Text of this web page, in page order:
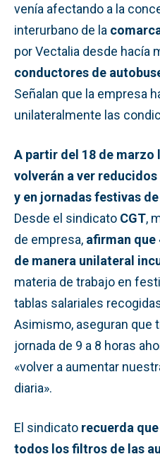
venía afectando a la
interurbano de la
por Vectalia desde hacía
conductores de
Señalan que la empresa
unilateralmente las
A partir del 18 de marzo
volverán a ver
y en jornadas festivas
Desde el sindicato CGT,
de empresa, afirman
de manera unilateral
materia de trabajo en
tablas salariales
Asimismo, aseguran que
jornada de 9 a 8 horas
«volver a aumentar
diaria».
El sindicato recuerda
todos los filtros de las